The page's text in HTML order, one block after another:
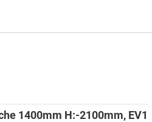
1400mm H:-2100mm, EV1